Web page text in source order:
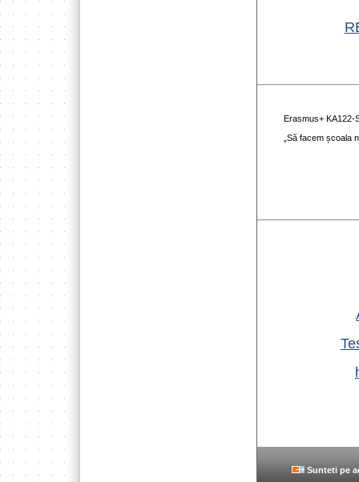
Erasmus+ KA122-
„Să facem școala
Sunteti pe